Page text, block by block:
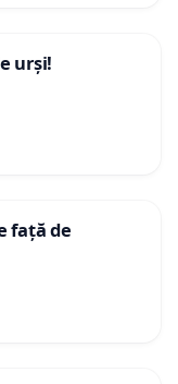
urși!
față de